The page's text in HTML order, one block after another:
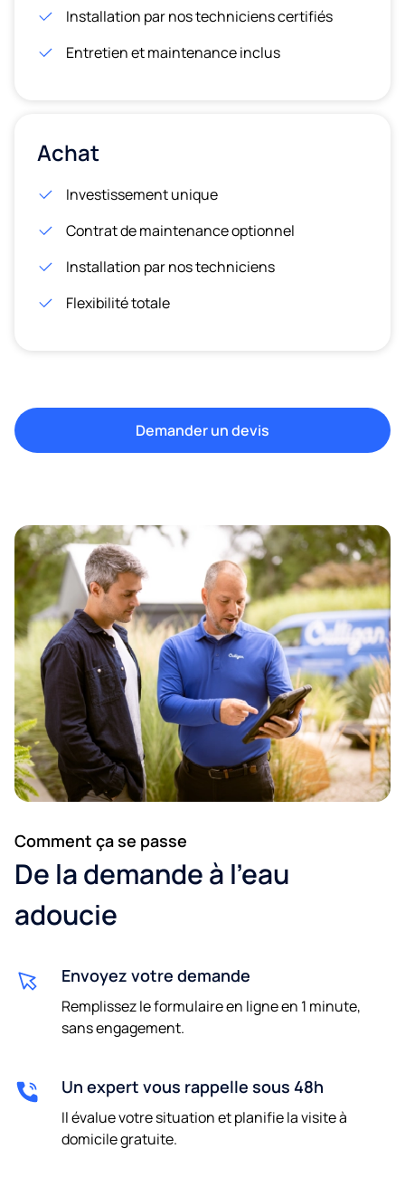
Installation par nos techniciens certifiés
Entretien et maintenance inclus
Achat
Investissement unique
Contrat de maintenance optionnel
Installation par nos techniciens
Flexibilité totale
Demander un devis
Comment ça se passe
De la demande à l'eau
adoucie
Envoyez votre demande
Remplissez le formulaire en ligne en 1 minute,
sans engagement.
Un expert vous rappelle sous 48h
Il évalue votre situation et planifie la visite à
domicile gratuite.